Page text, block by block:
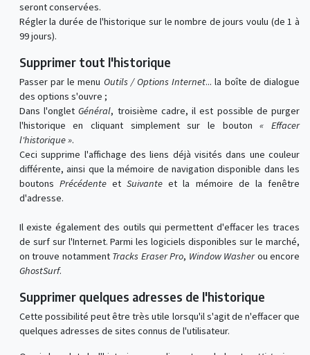
seront conservées.
Régler la durée de l'historique sur le nombre de jours voulu (de 1 à
99 jours).
Supprimer tout l'historique
Passer par le menu Outils / Options Internet... la boîte de dialogue
des options s'ouvre ;
Dans l'ongletGénéral, troisième cadre, il est possible de purger
l'historique en cliquant simplement sur le bouton« Effacer
l'historique ».
Ceci supprime l'affichage des liens déjà visités dans une couleur
différente, ainsi que la mémoire de navigation disponible dans les
boutons PrécédenteetSuivante et la mémoire de la fenêtre
d'adresse.
Il existe également des outils qui permettent d'effacer les traces
de surf sur l'Internet. Parmi les logiciels disponibles sur le marché,
on trouve notamment Tracks Eraser Pro, Window Washerou encore
GhostSurf.
Supprimer quelques adresses de l'historique
Cette possibilité peut être très utile lorsqu'il s'agit de n'effacer que
quelques adresses de sites connus de l'utilisateur.